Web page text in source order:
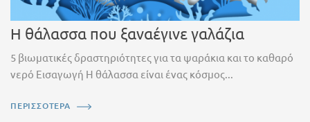
Η θάλασσα που ξαναέγινε γαλάζια
5 βιωματικές δραστηριότητες για τα ψαράκια και το καθαρό
νερό Εισαγωγή Η θάλασσα είναι ένας κόσμος...
ΠΕΡΙΣΣΟΤΕΡΑ